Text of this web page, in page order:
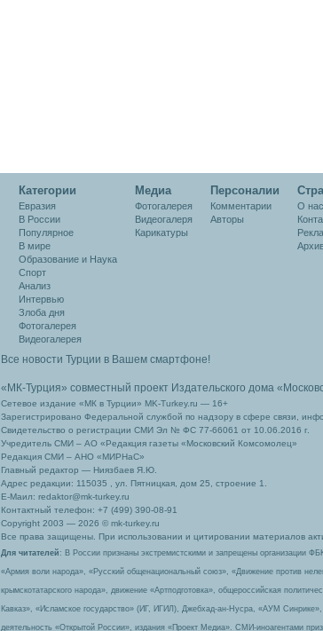
Категории
Евразия
В России
Популярное
В мире
Образование и Наука
Спорт
Анализ
Интервью
Злоба дня
Фотогалерея
Видеогалерея
Медиа
Фотогалерея
Видеогалеря
Карикатуры
Персоналии
Комментарии
Авторы
О нас
Все новости Турции в Вашем смартфоне!
«МК-Турция» совместный проект Издательского дома
Сетевое издание «МК в Турции» MK-Turkey.ru — 16+
Зарегистрировано Федеральной службой по надзору в сфере связи,
Свидетельство о регистрации СМИ Эл № ФС 77-66061 от 10.06.2016 г.
Учредитель СМИ – АО «Редакция газеты «Московский Комсомолец»
Редакция СМИ – АНО «МИРНаС»
Главный редактор — Ниязбаев Я.Ю.
Адрес редакции: 115035 , ул. Пятницкая, дом 25, строение 1.
Е-Маил: redaktor@mk-turkey.ru
Контактный телефон: +7 (499) 390-08-91
Copyright 2003 — 2026 © mk-turkey.ru
Все права защищены. При использовании и цитировании материалов
Для читателей : В России признаны экстремистскими и запрещены организации
«Армия воли народа», «Русский общенациональный союз», «Движение против
крымскотатарского народа», движение «Артподготовка», общероссийская
Кавказ», «Исламское государство» (ИГ, ИГИЛ), Джебхад-ан-Нусра, «АУМ
деятельность «Открытой России», издания «Проект Медиа». СМИ-иноагентами